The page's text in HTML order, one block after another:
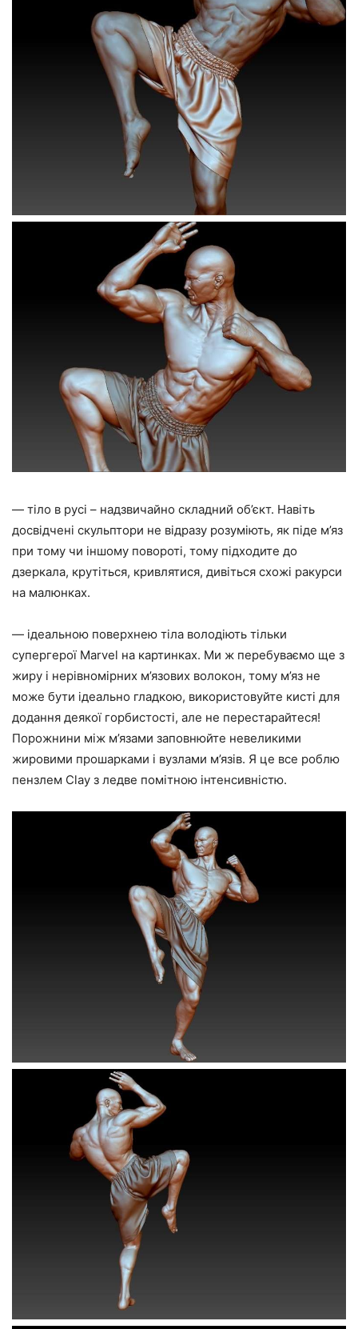
— тіло в русі – надзвичайно складний об’єкт. Навіть
досвідчені скульптори не відразу розуміють, як піде м’яз
при тому чи іншому повороті, тому підходите до
дзеркала, крутіться, кривлятися, дивіться схожі ракурси
на малюнках.
— ідеальною поверхнею тіла володіють тільки
супергерої Marvel на картинках. Ми ж перебуваємо ще з
жиру і нерівномірних м’язових волокон, тому м’яз не
може бути ідеально гладкою, використовуйте кисті для
додання деякої горбистості, але не перестарайтеся!
Порожнини між м’язами заповнюйте невеликими
жировими прошарками і вузлами м’язів. Я це все роблю
пензлем Clay з ледве помітною інтенсивністю.